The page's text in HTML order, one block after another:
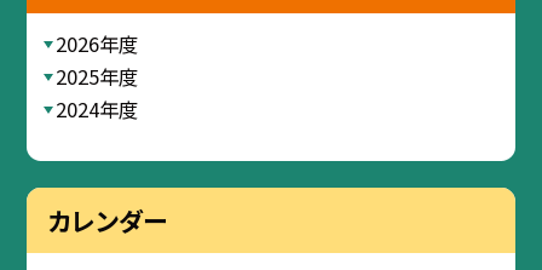
2026年度
2025年度
2024年度
カレンダー